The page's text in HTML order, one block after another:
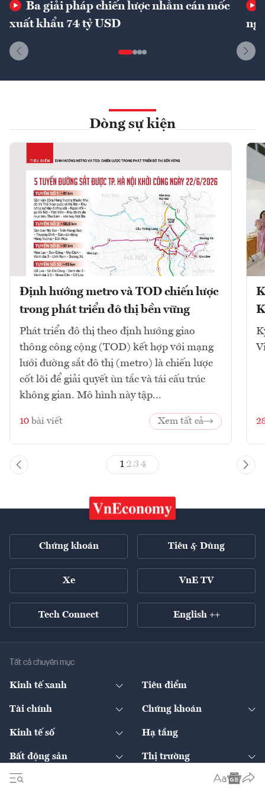
Ba giải pháp chiến lược nhằm cán mốc
xuất khẩu 74 tỷ USD
Dòng sự kiện
Định hướng metro và TOD chiến lược
trong phát triển đô thị bền vững
Phát triển đô thị theo định hướng giao
thông công cộng (TOD) kết hợp với mạng
lưới đường sắt đô thị (metro) là chiến lược
cốt lõi để giải quyết ùn tắc và tái cấu trúc
không gian. Mô hình này tập...
10 bài viết Xem tất cả
1 23 4
Chứng khoán Tiêu & Dùng
Xe VnE TV
Tech Connect English ++
Tất cả chuyên mục
Kinh tế xanh
Diễn đàn
Tiêu điểm
Tài chính
Ngân hàng
Chứng khoán
Doanh nghiệp niêm yết
Kinh tế số
Sản phẩm - Thị trường
Hạ tầng
Bất động sản
Chính sách
Thị trường
Thế giới